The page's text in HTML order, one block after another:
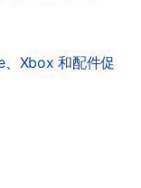
Xbox 和配件促